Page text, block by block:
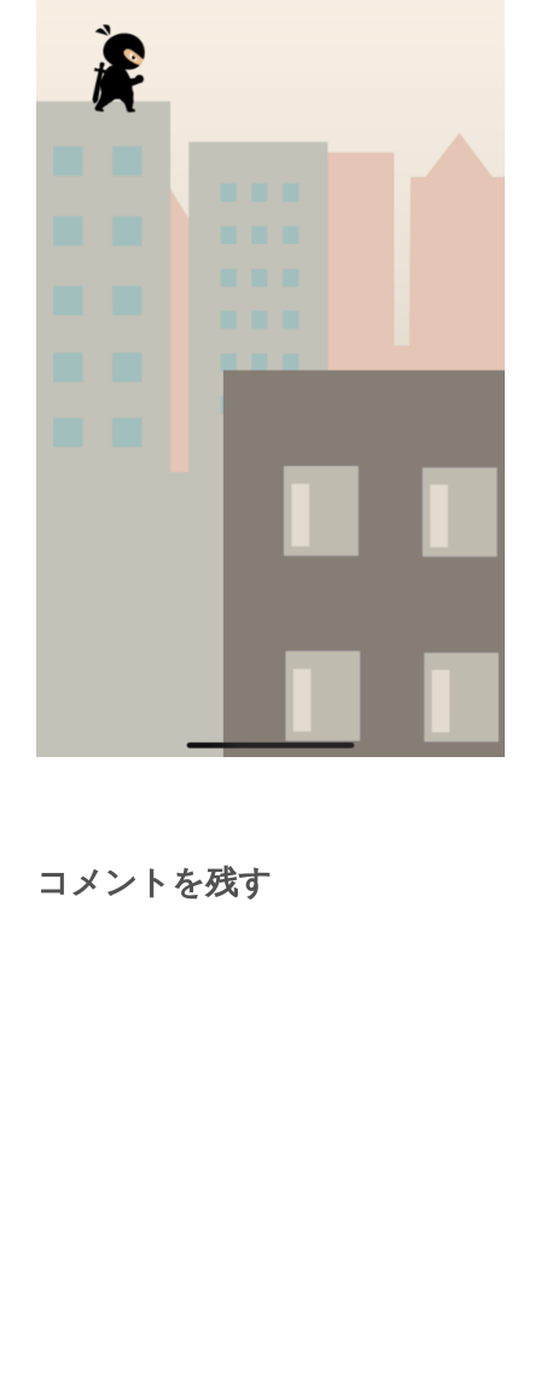
コメントを残す